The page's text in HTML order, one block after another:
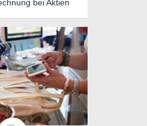
bei Aktien